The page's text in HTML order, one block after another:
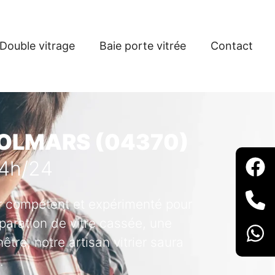
Double vitrage Baie porte vitrée Contact
(04370)
24
et expérimenté pour
de vitre cassée, une
notre artisan vitrier saura